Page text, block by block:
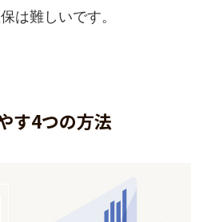
は難しいです。
す4つの方法